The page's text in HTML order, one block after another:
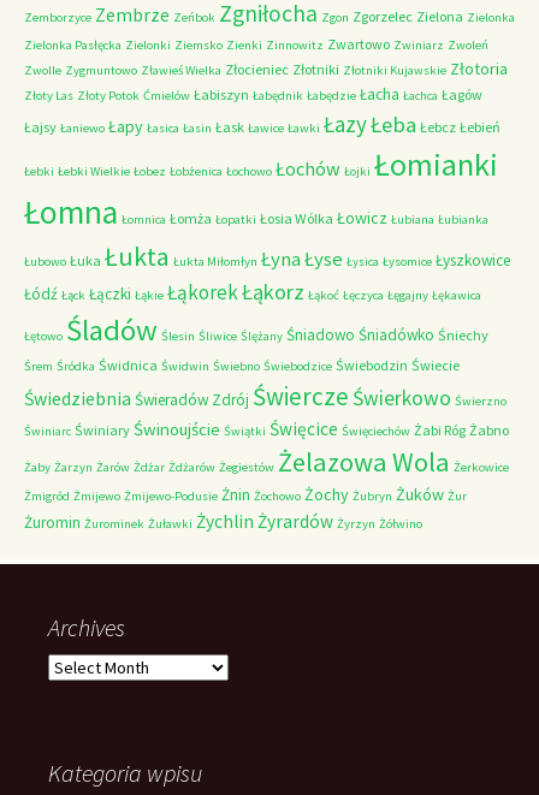
Zemborzyce Zembrze Zeńbok Zgniłocha Zgon Zgorzelec Zielona Zielonka
Zielonka Pasłęcka Zielonki Ziemsko Zienki Zinnowitz Zwartowo Zwiniarz Zwoleń
Zwolle Zygmuntowo Zławieś Wielka Złocieniec Złotniki Złotniki Kujawskie Złotoria
Złoty Las Złoty Potok Ćmielów Łabiszyn Łabędnik Łabędzie Łacha Łachca Łagów
Łajsy Łaniewo Łapy Łasica Łasin Łask Ławice Ławki ŁazyŁeba Łebcz Łebień
Łebki Łebki Wielkie Łobez Łobżenica Łochowo Łochów Łojki Łomianki
Łomna Łomnica Łomża Łopatki Łosia Wólka Łowicz Łubiana Łubianka
Łubowo Łuka Łukta Łukta Miłomłyn ŁynaŁyse Łysica Łysomice Łyszkowice
Łódź Łąck Łączki Łąkie ŁąkorekŁąkorz Łąkoć Łęczyca Łęgajny Łękawica
Łętowo Śladów Ślesin Śliwice Ślężany Śniadowo Śniadówko Śniechy
Śrem Śródka Świdnica Świdwin Świebno Świebodzice Świebodzin Świecie
Świedziebnia Świeradów Zdrój Świercze Świerkowo Świerzno
Świniarc Świniary Świnoujście Świątki Święcice Święciechów Żabi Róg Żabno
Żaby Żarzyn Żarów Żdżar Żdżarów Żegiestów Żelazowa Wola Żerkowice
Żmigród Żmijewo Żmijewo-Podusie Żnin Żochowo Żochy Żubryn Żuków Żur
Żuromin Żurominek Żuławki Żychlin Żyrardów Żyrzyn Żółwino
Archives
Archives
Kategoria wpisu